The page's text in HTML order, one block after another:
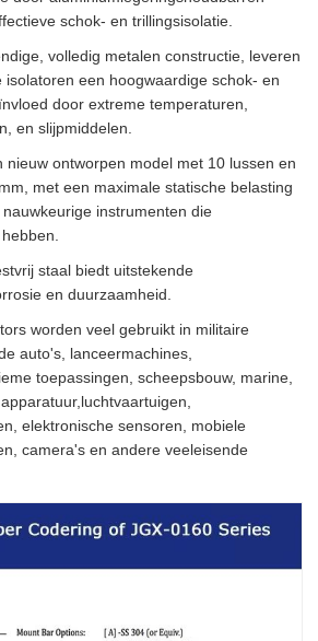
schok- en trillingsisolatie.
volledig metalen constructie, leveren
isolatoren een hoogwaardige schok- en
door extreme temperaturen,
en slijpmiddelen.
nieuw ontworpen model met 10 lussen en
met een maximale statische belasting
instrumenten die
staal biedt uitstekende
en duurzaamheid.
worden veel gebruikt in militaire
auto's, lanceermachines,
toepassingen, scheepsbouw, marine,
elektronische sensoren, mobiele
camera's en andere veeleisende